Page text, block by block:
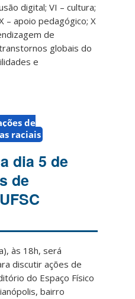
digital; VI – cultura;
– apoio pedagógico; X
de
globais do
e
de
raciais
dia 5 de
de
às 18h, será
discutir ações de
do Espaço Físico
bairro